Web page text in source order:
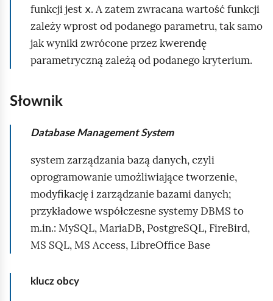
funkcji jest x. A zatem zwracana wartość funkcji
zależy wprost od podanego parametru, tak samo
jak wyniki zwrócone przez kwerendę
parametryczną zależą od podanego kryterium.
Słownik
Database Management System
system zarządzania bazą danych, czyli
oprogramowanie umożliwiające tworzenie,
modyfikację i zarządzanie bazami danych;
przykładowe współczesne systemy DBMS to
m.in.: MySQL, MariaDB, PostgreSQL, FireBird,
MS SQL,MS Access, LibreOffice Base
klucz obcy